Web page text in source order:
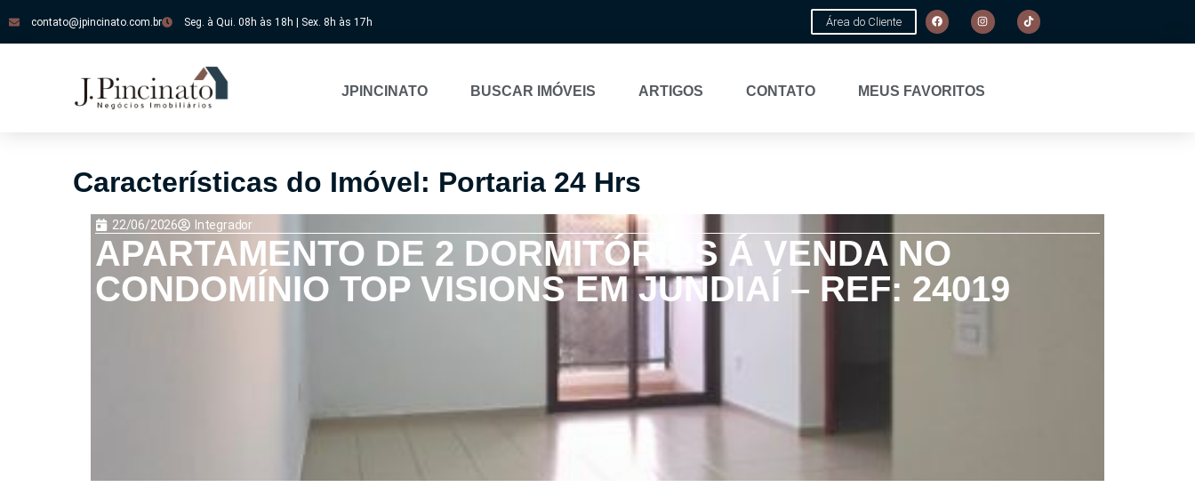
contato@jpincinato.com.br Seg. à Qui. 08h às 18h | Sex. 8h às 17h Área do Cliente
JPINCINATO BUSCAR IMÓVEIS ARTIGOS CONTATO MEUS FAVORITOS
Características do Imóvel: Portaria 24 Hrs
22/06/2026 Integrador
APARTAMENTO DE 2 DORMITÓRIOS Á VENDA NO
CONDOMÍNIO TOP VISIONS EM JUNDIAÍ – REF: 24019